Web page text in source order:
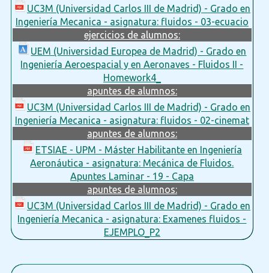
UC3M (Universidad Carlos III de Madrid) - Grado en
Ingeniería Mecanica - asignatura: fluidos - 03-ecuacio
ejercicios de alumnos:
UEM (Universidad Europea de Madrid) - Grado en
Ingeniería Aeroespacial y en Aeronaves - Fluidos II -
Homework4_
apuntes de alumnos:
UC3M (Universidad Carlos III de Madrid) - Grado en
Ingeniería Mecanica - asignatura: fluidos - 02-cinemat
apuntes de alumnos:
ETSIAE - UPM - Máster Habilitante en Ingeniería
Aeronáutica - asignatura: Mecánica de Fluidos.
Apuntes Laminar - 19 - Capa
apuntes de alumnos:
UC3M (Universidad Carlos III de Madrid) - Grado en
Ingeniería Mecanica - asignatura: Examenes fluidos -
EJEMPLO_P2